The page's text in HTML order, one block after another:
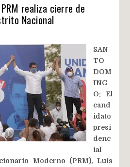
PRM realiza cierre de
Nacional
SAN
TO
DOM
ING
O: El
cand
idato
presi
denc
ial
Moderno (PRM), Luis